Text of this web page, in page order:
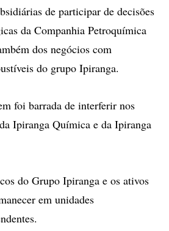
de participar de decisões
da Companhia Petroquímica
dos negócios com
do grupo Ipiranga.
foi barrada de interferir nos
Ipiranga Química e da Ipiranga
do Grupo Ipiranga e os ativos
em unidades